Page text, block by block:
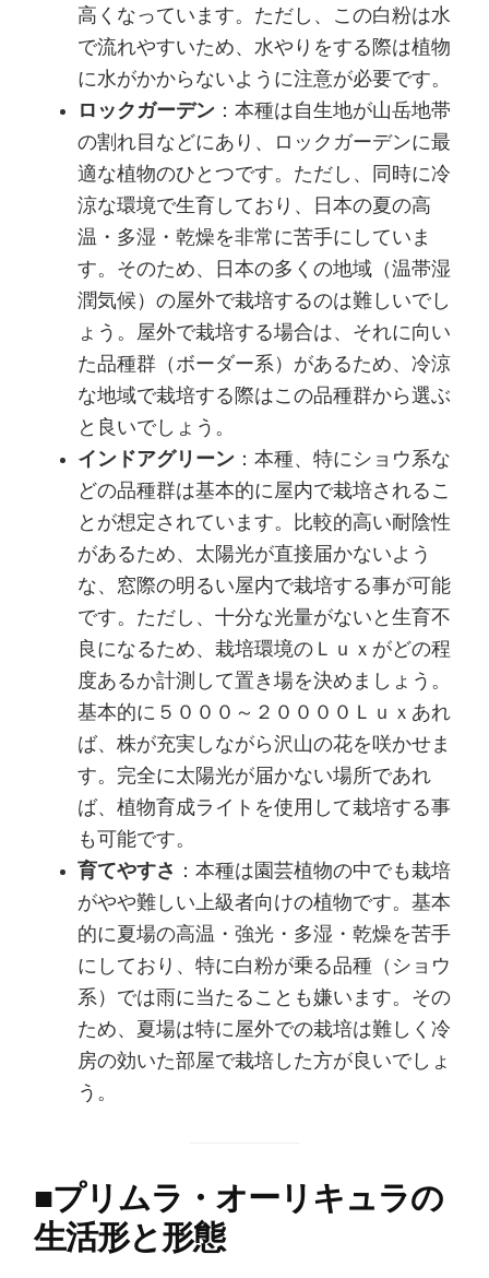
高くなっています。ただし、この白粉は水
で流れやすいため、水やりをする際は植物
に水がかからないように注意が必要です。
ロックガーデン ：本種は自生地が山岳地帯
の割れ目などにあり、ロックガーデンに最
適な植物のひとつです。ただし、同時に冷
涼な環境で生育しており、日本の夏の高
温・多湿・乾燥を非常に苦手にしていま
す。そのため、日本の多くの地域（温帯湿
潤気候）の屋外で栽培するのは難しいでし
ょう。屋外で栽培する場合は、それに向い
た品種群（ボーダー系）があるため、冷涼
な地域で栽培する際はこの品種群から選ぶ
と良いでしょう。
インドアグリーン ：本種、特にショウ系な
どの品種群は基本的に屋内で栽培されるこ
とが想定されています。比較的高い耐陰性
があるため、太陽光が直接届かないよう
な、窓際の明るい屋内で栽培する事が可能
です。ただし、十分な光量がないと生育不
良になるため、栽培環境のＬｕｘがどの程
度あるか計測して置き場を決めましょう。
基本的に５０００～２００００Ｌｕｘあれ
ば、株が充実しながら沢山の花を咲かせま
す。完全に太陽光が届かない場所であれ
ば、植物育成ライトを使用して栽培する事
も可能です。
育てやすさ
：本種は園芸植物の中でも栽培
がやや難しい上級者向けの植物です。基本
的に夏場の高温・強光・多湿・乾燥を苦手
にしており、特に白粉が乗る品種（ショウ
系）では雨に当たることも嫌います。その
ため、夏場は特に屋外での栽培は難しく冷
房の効いた部屋で栽培した方が良いでしょ
う。
■プリムラ・オーリキュラの
生活形と形態